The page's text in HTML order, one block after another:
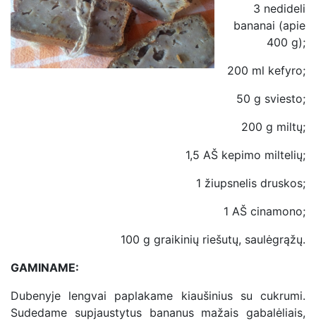
3 nedideli
bananai (apie
400 g);
200 ml kefyro;
50 g sviesto;
200 g miltų;
1,5 AŠ kepimo miltelių;
1 žiupsnelis druskos;
1 AŠ cinamono;
100 g graikinių riešutų, saulėgrąžų.
GAMINAME:
Dubenyje lengvai paplakame kiaušinius su cukrumi.
Sudedame supjaustytus bananus mažais gabalėliais,